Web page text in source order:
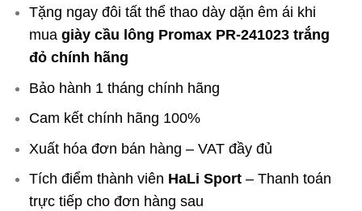
Tặng ngay đôi tất thể thao dày dặn êm ái khi
mua giày cầu lông Promax PR-241023 trắng
đỏ chính hãng
Bảo hành 1 tháng chính hãng
Cam kết chính hãng 100%
Xuất hóa đơn bán hàng – VAT đầy đủ
Tích điểm thành viên HaLi Sport– Thanh toán
trực tiếp cho đơn hàng sau